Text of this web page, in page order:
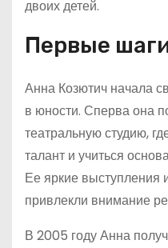
двоих детей.
Первые
Анна Козютич начала
в юности. Сперва она
театральную студию,
талант и учиться
Ее яркие выступления
привлекли внимание
В 2005 году Анна